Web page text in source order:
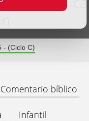
- (Ciclo C)
Comentario bíblico
Infantil